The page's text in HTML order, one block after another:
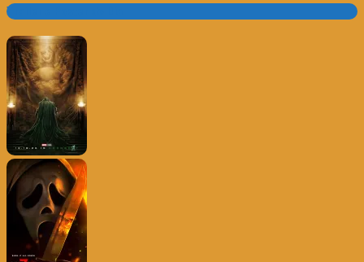
Trailer e Poster do Dia